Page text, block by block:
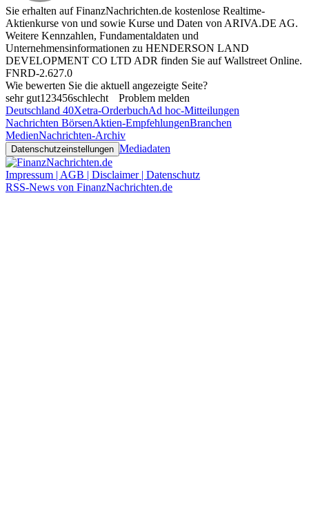
Sie erhalten auf FinanzNachrichten.de kostenlose Realtime-
Aktienkurse von und sowie Kurse und Daten von ARIVA.DE AG.
Weitere Kennzahlen, Fundamentaldaten und
Unternehmensinformationen zu HENDERSON LAND
DEVELOPMENT CO LTD ADR finden Sie aufWallstreet Online.
FNRD-2.627.0
Wie bewerten Sie die aktuell angezeigte Seite?
sehr gut1 23456schlecht
Problem melden
Deutschland 40Xetra-OrderbuchAd hoc-Mitteilungen
Nachrichten BörsenAktien-EmpfehlungenBranchen
MedienNachrichten-Archiv
Datenschutzeinstellungen Mediadaten
Impressum | AGB | Disclaimer | Datenschutz
RSS-News von FinanzNachrichten.de